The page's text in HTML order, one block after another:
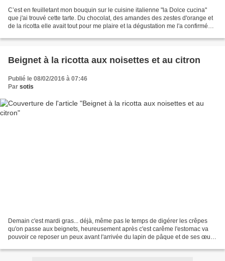
C’est en feuilletant mon bouquin sur le cuisine italienne "la Dolce cucina"
que j'ai trouvé cette tarte. Du chocolat, des amandes des zestes d'orange et
de la ricotta elle avait tout pour me plaire et la dégustation me l'a confirmée
Beignet à la ricotta aux noisettes et au citron
Publié le 08/02/2016 à 07:46
Par sotis
Demain c'est mardi gras... déjà, même pas le temps de digérer les crêpes
qu'on passe aux beignets, heureusement après c'est carême l'estomac va
pouvoir ce reposer un peux avant l'arrivée du lapin de pâque et de ses œufs